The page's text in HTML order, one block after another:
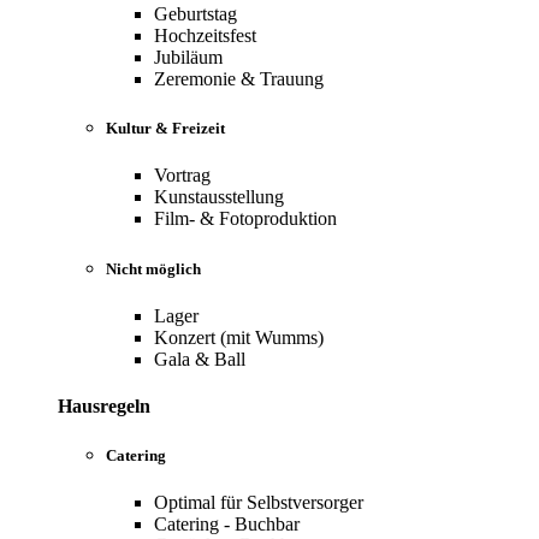
Geburtstag
Hochzeitsfest
Jubiläum
Zeremonie & Trauung
Kultur & Freizeit
Vortrag
Kunstausstellung
Film- & Fotoproduktion
Nicht möglich
Lager
Konzert (mit Wumms)
Gala & Ball
Hausregeln
Catering
Optimal für Selbstversorger
Catering - Buchbar